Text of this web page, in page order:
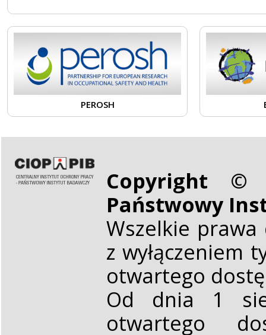
PEROSH
Copyright ©
Państwowy
Wszelkie
z wyłączeniem
otwartego
Od dnia 1
otwartego